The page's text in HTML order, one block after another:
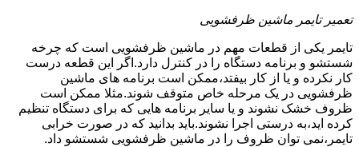
تعمیر تایمر ماشین ظرفشویی
تایمر یکی از قطعات مهم در ماشین ظرفشویی است که چرخه
شستشو و برنامه دستگاه را در کنترل دارد.اگر این قطعه درست
کار نکرده و یا از کار بیفتد،ممکن است برنامه های ماشین
ظرفشویی در یک مرحله خاص متوقف شوند.مثلا ممکن است
ظروف خشک نشوند و یا سایر برنامه هایی که برای دستگاه تنظیم
کرده اید،به درستی اجرا نشوند.باید بدانید که در صورت خرابی
تایمر،نمی توان ظروف را در ماشین ظرفشویی شستشو داد.